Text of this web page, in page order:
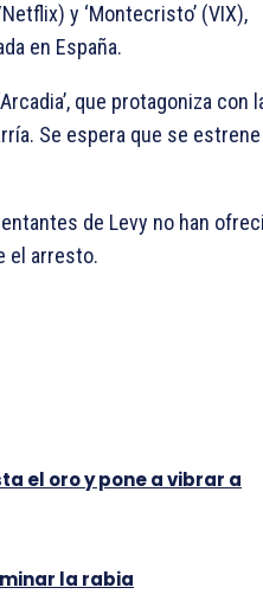
y ‘Montecristo’ (VIX),
en España.
que protagoniza con
Se espera que se estrene
de Levy no han
el arresto.
el oro y pone a vibrar a
la rabia